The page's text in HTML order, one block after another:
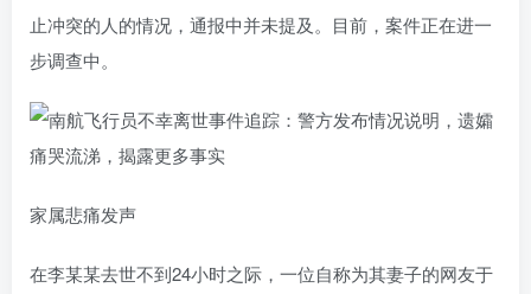
止冲突的人的情况，通报中并未提及。目前，案件正在进一
步调查中。
家属悲痛发声
在李某某去世不到24小时之际，一位自称为其妻子的网友于